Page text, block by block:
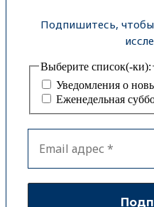
Подпишитесь,
Выберите список(-ки):
Уведомления о
Еженедельная